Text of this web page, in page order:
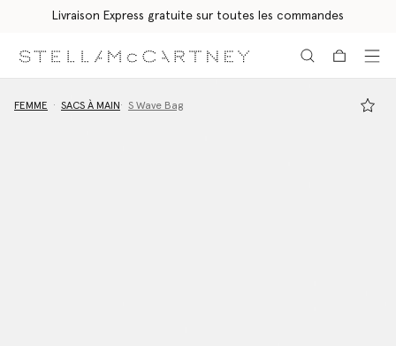
Livraison Express gratuite sur toutes les commandes
FEMME SACS À MAIN S Wave Bag